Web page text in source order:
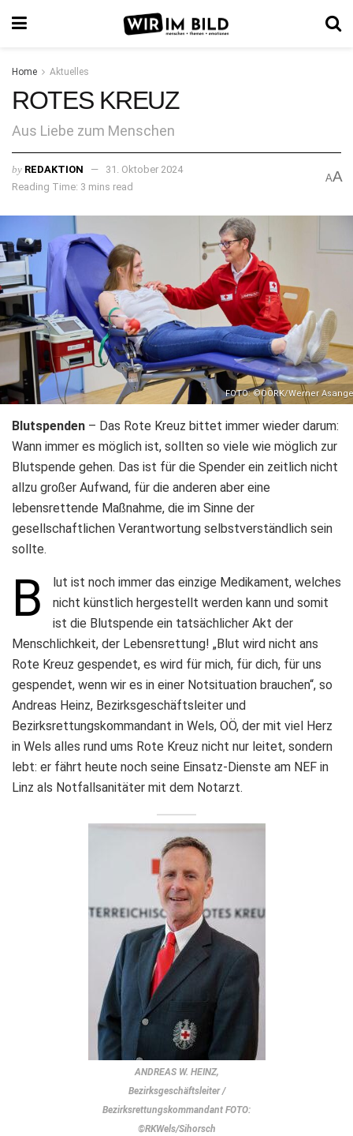
Home Aktuelles
ROTES KREUZ
Aus Liebe zum Menschen
by REDAKTION
31. Oktober 2024
Reading Time: 3 mins read
AA
FOTO: ©OÖRK/Werner
Blutspenden – Das Rote Kreuz bittet immer wieder darum:
Wann immer es möglich ist, sollten so viele wie möglich zur
Blutspende gehen. Das ist für die Spender ein zeitlich nicht
allzu großer Aufwand, für die anderen aber eine
lebensrettende Maßnahme, die im Sinne der
gesellschaftlichen Verantwortung selbstverständlich sein
sollte.
B
lut ist noch immer das einzige Medikament, welches
nicht künstlich hergestellt werden kann und somit
ist die Blutspende ein tatsächlicher Akt der
Menschlichkeit, der Lebensrettung! „Blut wird nicht ans
Rote Kreuz gespendet, es wird für mich, für dich, für uns
gespendet, wenn wir es in einer Notsituation brauchen“, so
Andreas Heinz, Bezirksgeschäftsleiter und
Bezirksrettungskommandant in Wels, OÖ, der mit viel Herz
in Wels alles rund ums Rote Kreuz nicht nur leitet, sondern
lebt: er fährt heute noch seine Einsatz-Dienste am NEF in
Linz als Notfallsanitäter mit dem Notarzt.
ANDREAS W. HEINZ,
Bezirksgeschäftsleiter /
Bezirksrettungskommandant FOTO:
©RKWels/Sihorsch